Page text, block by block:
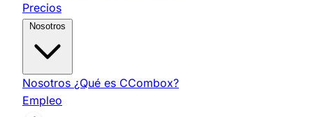
Precios
Nosotros ¿Qué es CCombox?
Empleo